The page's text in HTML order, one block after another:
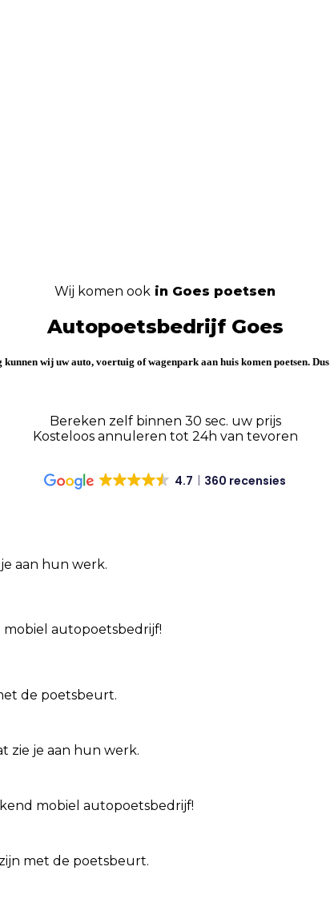
Wij komen ook in Goes poetsen
Autopoetsbedrijf Goes
kunnen wij uw auto, voertuig of wagenpark aan huis komen poetsen. Dus
Bereken zelf binnen 30 sec. uw prijs
Kosteloos annuleren tot 24h van tevoren
4.7 360 recensies
aan hun werk.
autopoetsbedrijf!
de poetsbeurt.
zie je aan hun werk.
mobiel autopoetsbedrijf!
met de poetsbeurt.